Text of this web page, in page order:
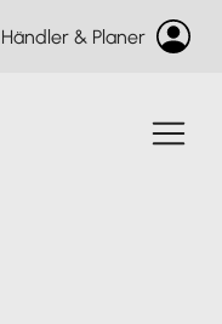
Händler & Planer